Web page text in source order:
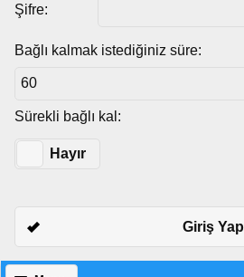
Şifre:
Bağlı kalmak istediğiniz süre:
Sürekli bağlı kal:
Hayır
Giriş Yap